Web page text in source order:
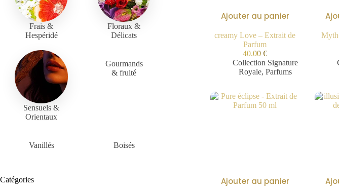
Ajouter au panier
creamy Love – Extrait de
Parfum
40.00€
Collection Signature
Royale, Parfums
Ajouter au panier
Frais &
Hespéridé
Floraux &
Délicats
Sensuels &
Orientaux
Gourmands
& fruité
Vanillés Boisés
Catégories